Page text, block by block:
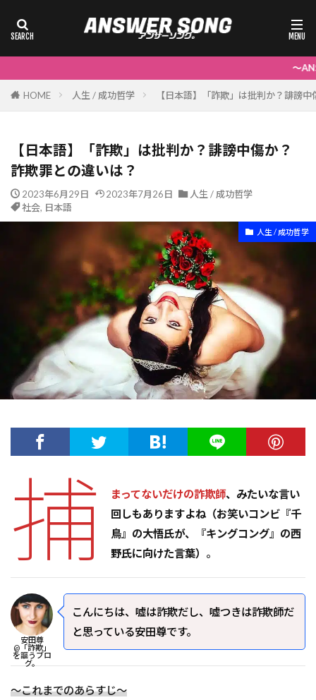
～ANSWER SONG
HOME 人生 / 成功哲学 【日本語】「詐欺」は批判か？誹謗
【日本語】「詐欺」は批判か？誹謗中傷か？
詐欺罪との違いは？
2023年6月29日 2023年7月26日
人生 / 成功哲学
社会, 日本語
人生 / 成功哲学
捕 まってないだけの詐欺師、みたいな言い
回しもありますよね（お笑いコンビ『千
鳥』の大悟氏が、『キングコング』の西
野氏に向けた言葉） 。
安田尊
@「詐欺」
を謳うブロ
グ。
こんにちは、嘘は詐欺だし、嘘つきは詐欺師だ
と思っている安田尊です。
～これまでのあらすじ～